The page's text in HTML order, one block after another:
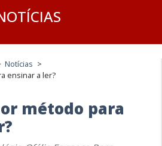
Notícias >
ensinar a ler?
método para